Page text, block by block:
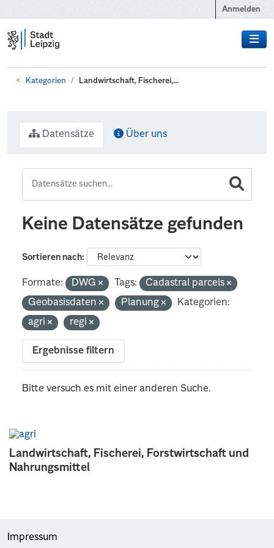
Anmelden
Kategorien Landwirtschaft, Fischerei,...
Landwirtschaft, Fischerei, Forstwirtschaft und
Nahrungsmittel
Datensätze Über uns
Keine Datensätze gefunden
Sortieren nach
Formate: DWG Tags:
Cadastral parcels
Geobasisdaten
Planung
Kategorien:
agri
regi
Ergebnisse filtern
Bitte versuch es mit einer anderen Suche.
Impressum